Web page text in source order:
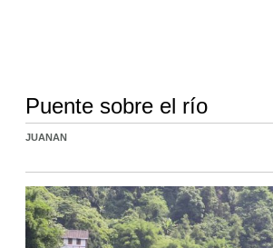
Puente sobre el río
JUANAN